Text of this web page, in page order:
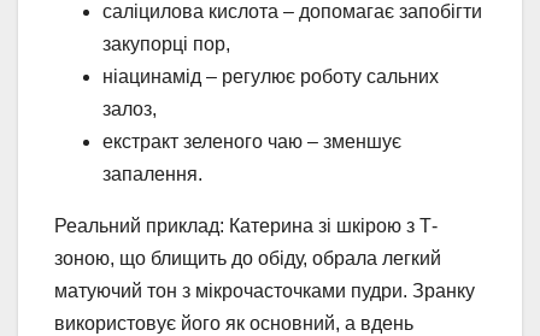
саліцилова кислота – допомагає запобігти
закупорці пор,
ніацинамід – регулює роботу сальних
залоз,
екстракт зеленого чаю – зменшує
запалення.
Реальний приклад: Катерина зі шкірою з Т-
зоною, що блищить до обіду, обрала легкий
матуючий тон з мікрочасточками пудри. Зранку
використовує його як основний, а вдень